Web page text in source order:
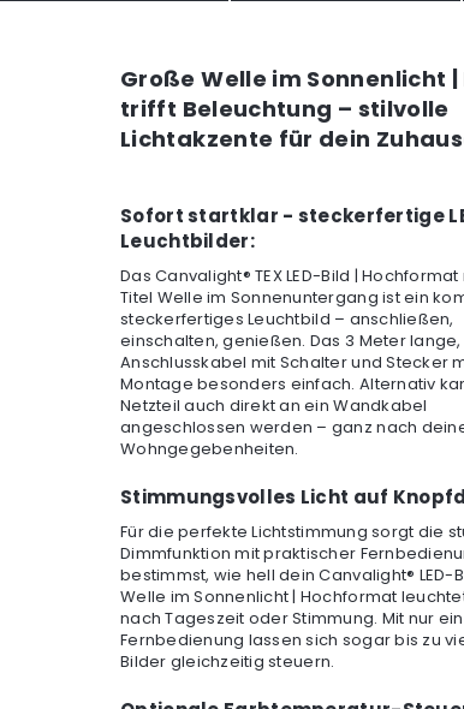
Große Welle im Sonnenlicht |
trifft Beleuchtung – stilvolle
Lichtakzente für dein
Sofort startklar - steckerfertige
Leuchtbilder:
Das Canvalight® TEX LED-Bild |
Titel Welle im Sonnenuntergang ist ein
steckerfertiges Leuchtbild – anschließen,
einschalten, genießen. Das 3 Meter
Anschlusskabel mit Schalter und Stecker
Montage besonders einfach. Alternativ
Netzteil auch direkt an ein Wandkabel
angeschlossen werden – ganz nach
Wohngegebenheiten.
Stimmungsvolles Licht auf
Für die perfekte Lichtstimmung sorgt die
Dimmfunktion mit praktischer
bestimmst, wie hell dein Canvalight® LED-
Welle im Sonnenlicht | Hochformat
nach Tageszeit oder Stimmung. Mit nur
Fernbedienung lassen sich sogar bis zu
Bilder gleichzeitig steuern.